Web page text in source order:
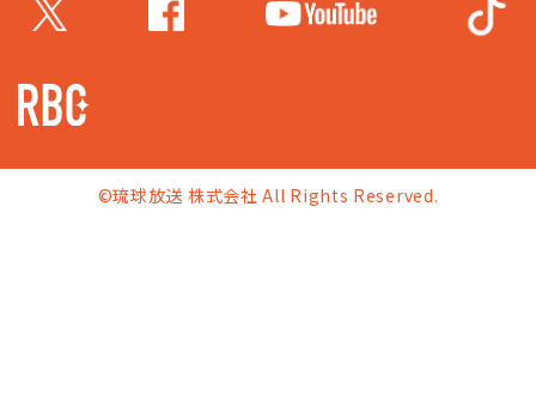
©琉球放送 株式会社 All Rights Reserved.